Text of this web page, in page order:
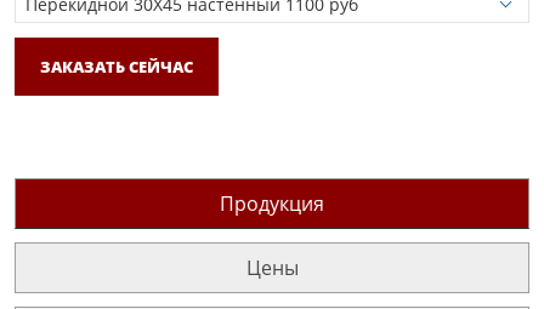
ЗАКАЗАТЬ СЕЙЧАС
Продукция
Цены